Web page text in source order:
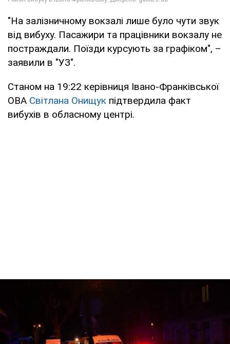
"На залізничному вокзалі лише було чути звук
від вибуху. Пасажири та працівники вокзалу не
постраждали. Поїзди курсують за графіком", –
заявили в "УЗ".
Станом на 19:22 керівниця Івано-Франківської
ОВА Світлана Онищук підтвердила факт
вибухів в обласному центрі.